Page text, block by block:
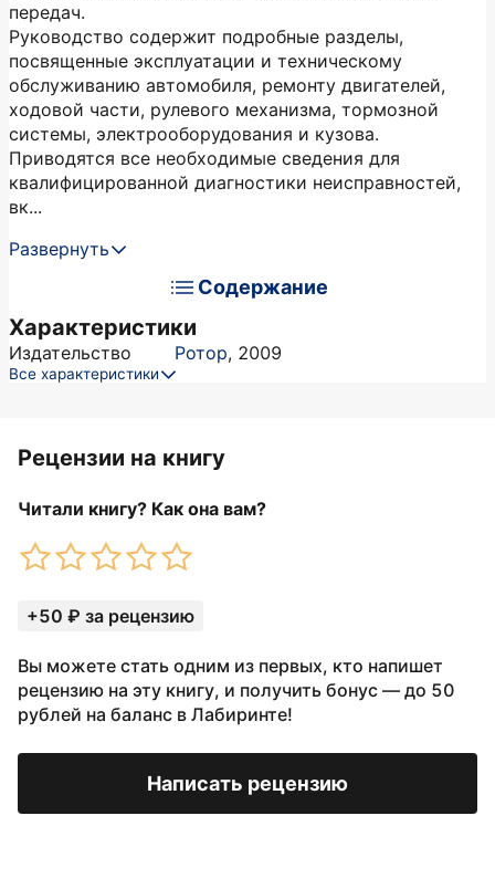
передач.
Руководство содержит подробные разделы,
посвященные эксплуатации и техническому
обслуживанию автомобиля, ремонту двигателей,
ходовой части, рулевого механизма, тормозной
системы, электрооборудования и кузова.
Приводятся все необходимые сведения для
квалифицированной диагностики неисправностей,
вк...
Развернуть
Содержание
Характеристики
Издательство Ротор, 2009
Все характеристики
Рецензии на книгу
Читали книгу? Как она вам?
+50 ₽ за рецензию
Вы можете стать одним из первых, кто напишет
рецензию на эту книгу, и получить бонус — до 50
рублей на баланс в Лабиринте!
Написать рецензию